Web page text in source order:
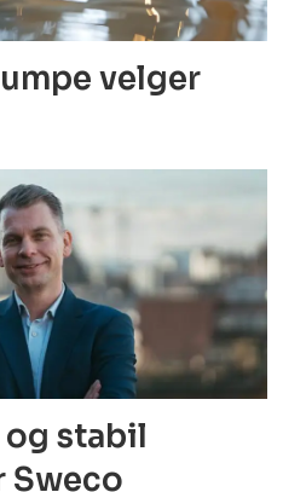
velger
stabil
Sweco